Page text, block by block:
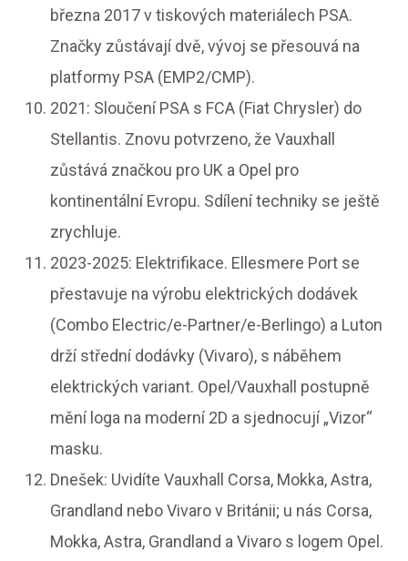
března 2017 v tiskových materiálech PSA.
Značky zůstávají dvě, vývoj se přesouvá na
platformy PSA (EMP2/CMP).
2021: Sloučení PSA s FCA (Fiat Chrysler) do
Stellantis. Znovu potvrzeno, že Vauxhall
zůstává značkou pro UK a Opel pro
kontinentální Evropu. Sdílení techniky se ještě
zrychluje.
2023-2025: Elektrifikace. Ellesmere Port se
přestavuje na výrobu elektrických dodávek
(Combo Electric/e-Partner/e-Berlingo) a Luton
drží střední dodávky (Vivaro), s náběhem
elektrických variant. Opel/Vauxhall postupně
mění loga na moderní 2D a sjednocují „Vizor“
masku.
Dnešek: Uvidíte Vauxhall Corsa, Mokka, Astra,
Grandland nebo Vivaro v Británii; u nás Corsa,
Mokka, Astra, Grandland a Vivaro s logem Opel.